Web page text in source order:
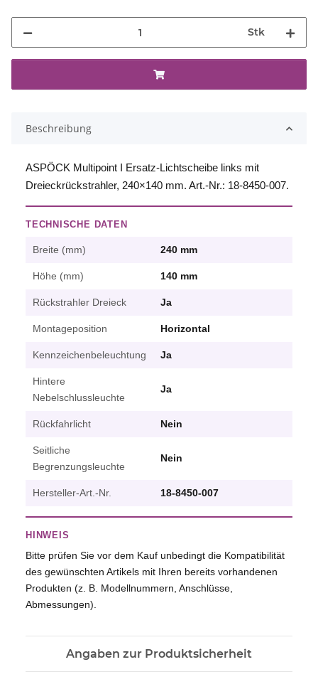
Stk
Beschreibung
ASPÖCK Multipoint I Ersatz-Lichtscheibe links mit
Dreieckrückstrahler, 240×140 mm. Art.-Nr.: 18-8450-007.
TECHNISCHE DATEN
Breite (mm) 240 mm
Höhe (mm) 140 mm
Rückstrahler Dreieck Ja
Montageposition Horizontal
Kennzeichenbeleuchtung Ja
Hintere
Nebelschlussleuchte
Ja
Rückfahrlicht Nein
Seitliche
Begrenzungsleuchte
Nein
Hersteller-Art.-Nr. 18-8450-007
HINWEIS
Bitte prüfen Sie vor dem Kauf unbedingt die Kompatibilität
des gewünschten Artikels mit Ihren bereits vorhandenen
Produkten (z. B. Modellnummern, Anschlüsse,
Abmessungen).
Angaben zur Produktsicherheit